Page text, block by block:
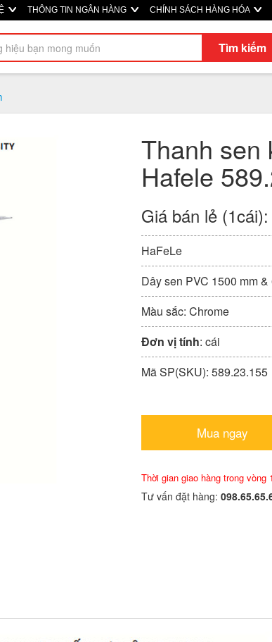
THÔNG TIN NGÂN HÀNG CHÍNH SÁCH HÀNG HÓA
Tìm kiếm
Thanh sen
Hafele
Giá bán lẻ (1cái):
HaFeLe
Dây sen PVC 1500 mm &
Màu sắc: Chrome
Đơn vị tính: cái
Mã SP(SKU): 589.23.155
Mua ngay
Thời gian giao hàng trong
Tư vấn đặt hàng: